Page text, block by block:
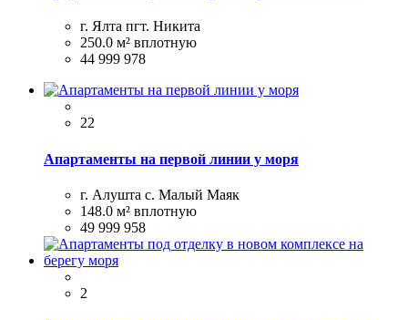
г. Ялта пгт. Никита
250.0 м² вплотную
44 999 978
22
Апартаменты на первой линии у моря
г. Алушта с. Малый Маяк
148.0 м² вплотную
49 999 958
2